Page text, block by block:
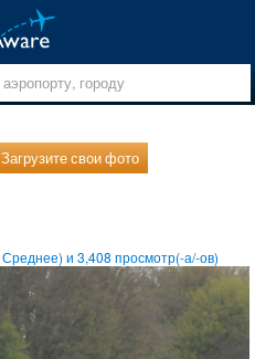
Загрузите свои фото
Среднее) и3,408 просмотр(-а/-ов)